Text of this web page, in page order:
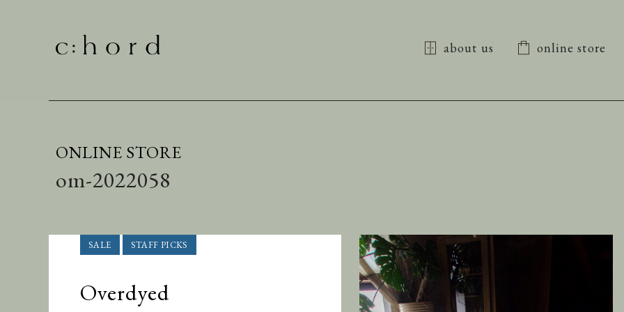
about us online store
ONLINE STORE
om-2022058
Overdyed